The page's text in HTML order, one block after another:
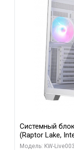
Системный
(Raptor Lake,
модуля)/
Модель: KW-